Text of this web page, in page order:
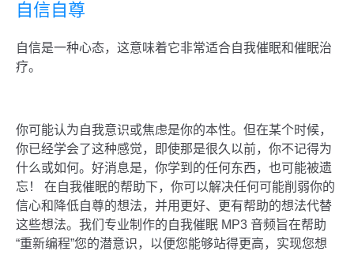
自信自尊
自信是一种心态，这意味着它非常适合自我催眠和催眠治
疗。
你可能认为自我意识或焦虑是你的本性。但在某个时候，
你已经学会了这种感觉，即使那是很久以前，你不记得为
什么或如何。好消息是，你学到的任何东西，也可能被遗
忘！ 在自我催眠的帮助下，你可以解决任何可能削弱你的
信心和降低自尊的想法，并用更好、更有帮助的想法代替
这些想法。我们专业制作的自我催眠 MP3 音频旨在帮助
“重新编程”您的潜意识，以便您能够站得更高，实现您想